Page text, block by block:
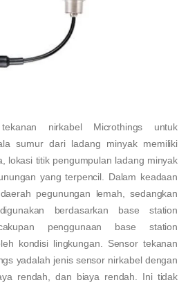
nirkabel Microthings untuk
sumur dari ladang minyak memiliki
lokasi titik pengumpulan ladang minyak
yang terpencil. Dalam keadaan
pegunungan lemah, sedangkan
berdasarkan base station
penggunaan base station
kondisi lingkungan. Sensor tekanan
yadalah jenis sensor nirkabel dengan
rendah, dan biaya rendah. Ini tidak